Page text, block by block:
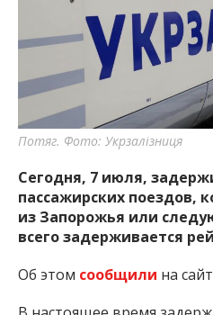
важную
Потяг. Фото: Укрзалізниця
Сегодня, 7 июля,
пассажирских поездов,
из Запорожья или
всего задерживается
Об этом сообщили на